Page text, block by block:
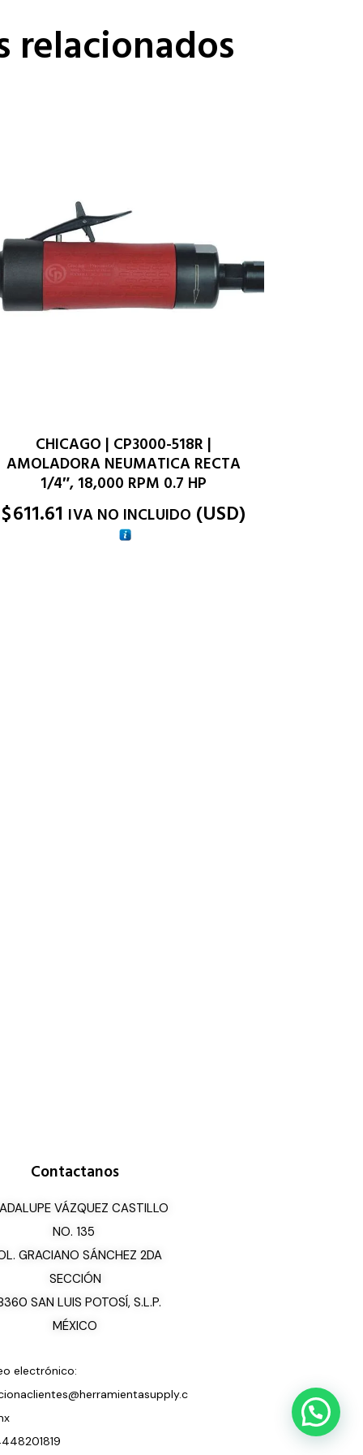
relacionados
CHICAGO | CP3000-518R |
AMOLADORA NEUMATICA RECTA
1/4″, 18,000 RPM 0.7 HP
$611.61 IVA NO INCLUIDO (USD)
Contactanos
VÁZQUEZ CASTILLO
NO. 135
GRACIANO SÁNCHEZ 2DA
SECCIÓN
SAN LUIS POTOSÍ, S.L.P.
MÉXICO
electrónico: